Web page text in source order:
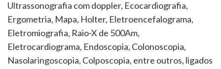
Ultrassonografia com doppler, Ecocardiografia,
Ergometria, Mapa, Holter, Eletroencefalograma,
Eletromiografia, Raio-X de 500Am,
Eletrocardiograma, Endoscopia, Colonoscopia,
Nasolaringoscopia, Colposcopia, entre outros, ligados